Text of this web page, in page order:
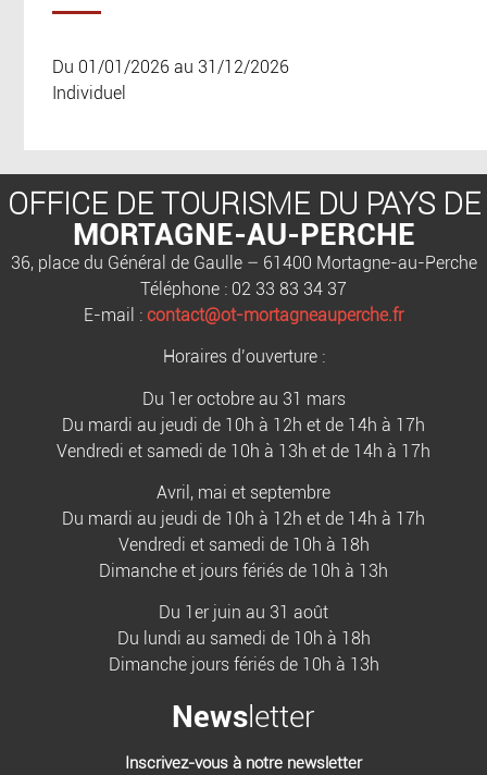
Du 01/01/2026 au 31/12/2026
Individuel
OFFICE DE TOURISME DU PAYS DE
MORTAGNE-AU-PERCHE
36, place du Général de Gaulle – 61400 Mortagne-au-Perche
Téléphone : 02 33 83 34 37
E-mail : contact@ot-mortagneauperche.fr
Horaires d’ouverture :
Du 1er octobre au 31 mars
Du mardi au jeudi de 10h à 12h et de 14h à 17h
Vendredi et samedi de 10h à 13h et de 14h à 17h
Avril, mai et septembre
Du mardi au jeudi de 10h à 12h et de 14h à 17h
Vendredi et samedi de 10h à 18h
Dimanche et jours fériés de 10h à 13h
Du 1er juin au 31 août
Du lundi au samedi de 10h à 18h
Dimanche jours fériés de 10h à 13h
Newsletter
Inscrivez-vous à notre newsletter